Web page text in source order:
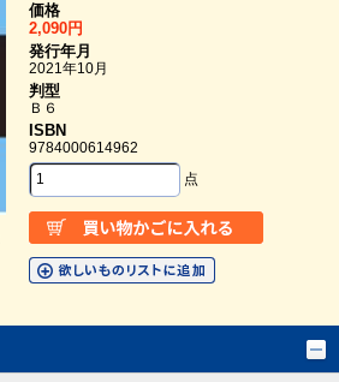
価格
2,090円
発行年月
2021年10月
判型
Ｂ６
ISBN
9784000614962
点